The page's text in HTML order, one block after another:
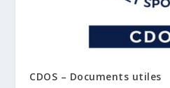
CDOS – Documents utiles